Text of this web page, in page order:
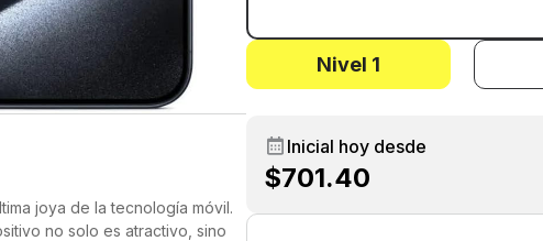
joya de la tecnología móvil.
no solo es atractivo, sino
Nivel 1
Inicial hoy desde
$701.40